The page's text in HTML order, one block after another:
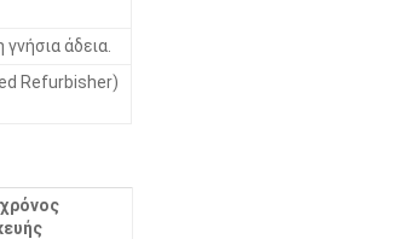
άδεια.
Refurbisher)